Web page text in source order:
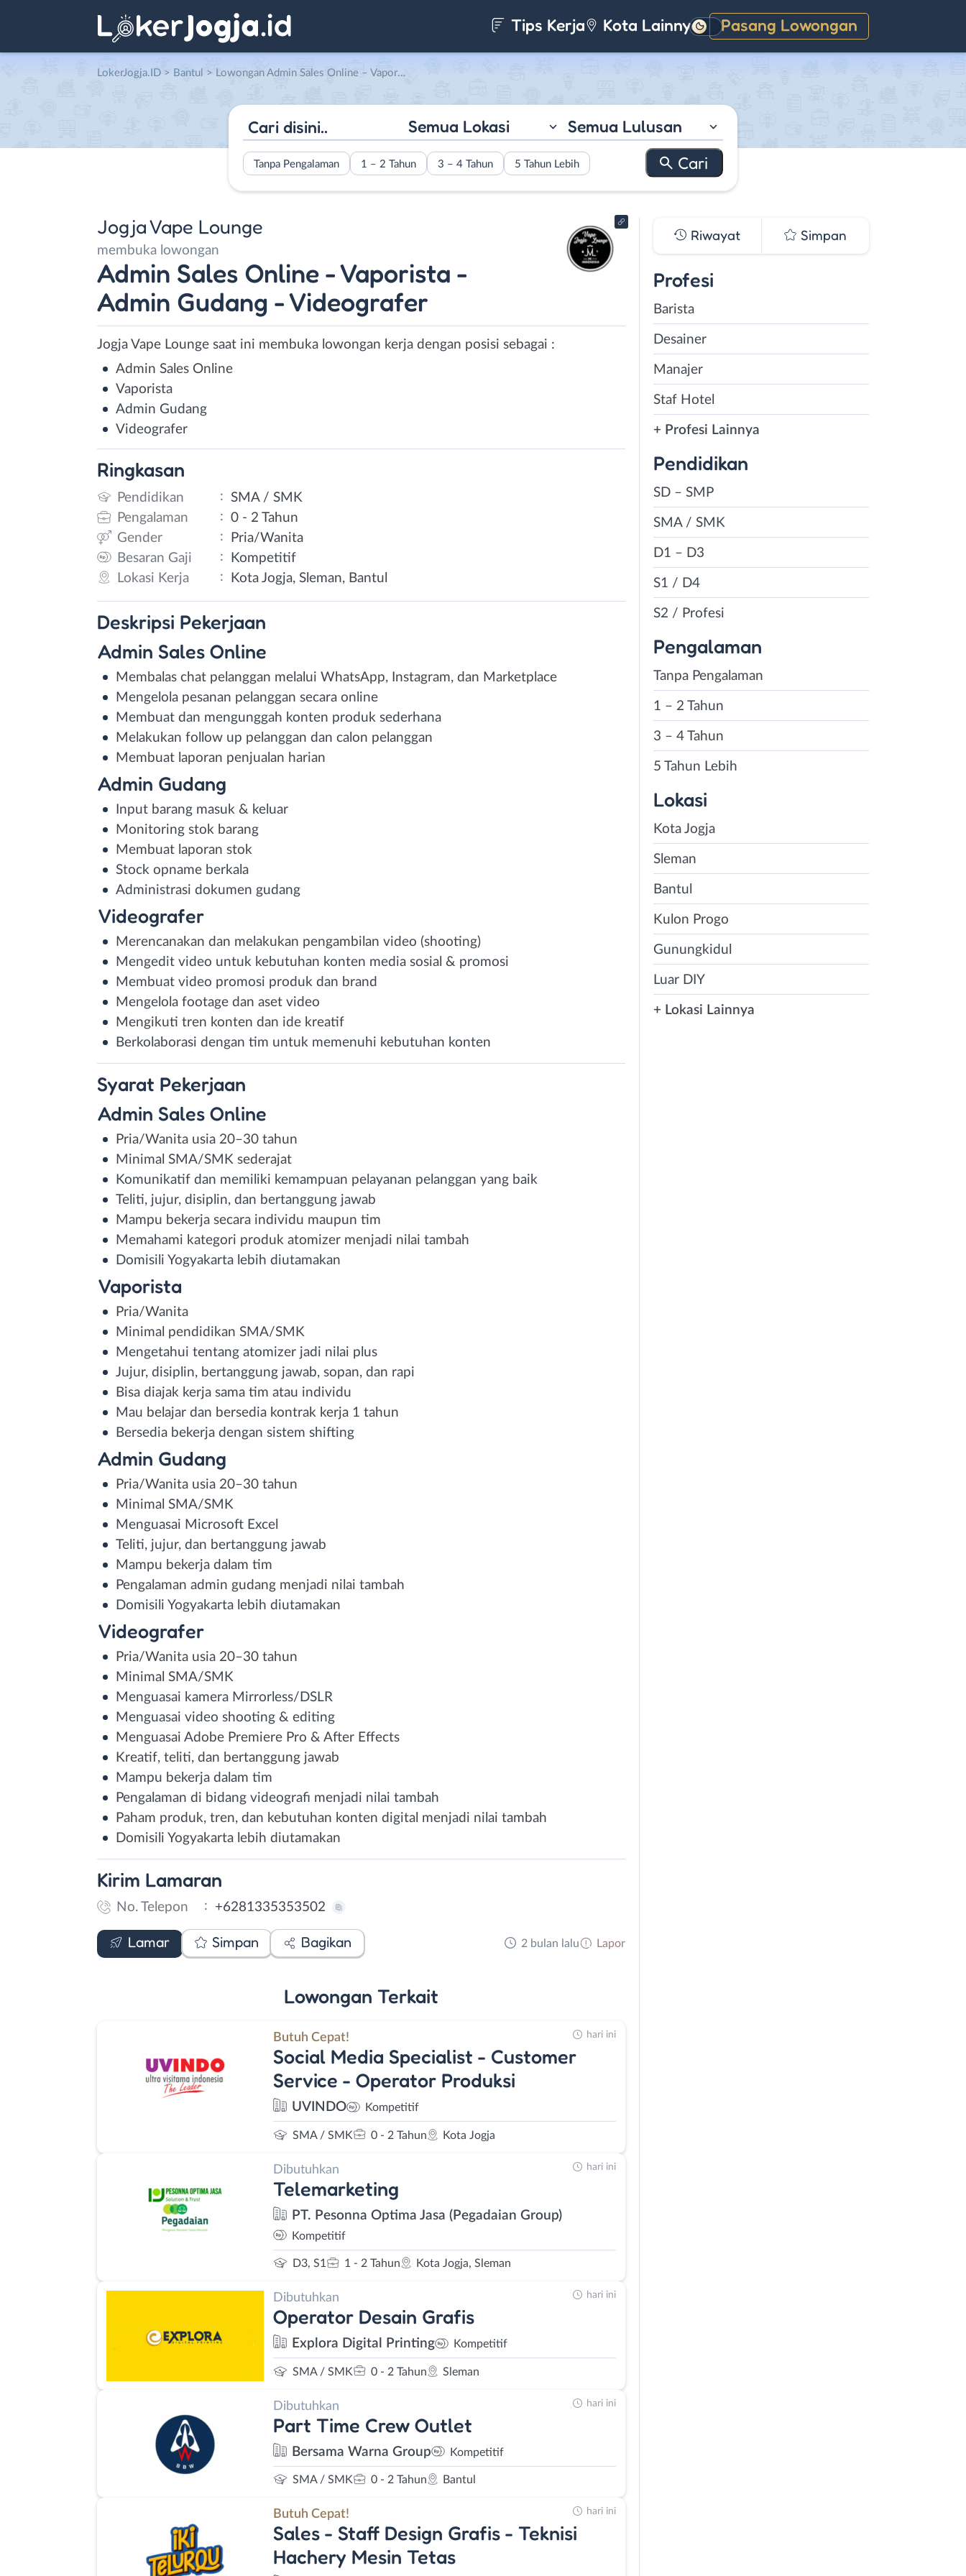
Tips Kerja Kota Lainnya Pasang Lowongan
Gelap
LokerJogja.ID > Bantul > Lowongan Admin Sales Online – Vaporista – Admin Gudang – Videografer di Jogja Vape Lounge
Semua Lokasi Semua Lulusan
Tanpa Pengalaman 1 – 2 Tahun 3 – 4 Tahun 5 Tahun Lebih
Jogja Vape Lounge
membuka lowongan
Admin Sales Online - Vaporista -
Admin Gudang - Videografer
Jogja Vape Lounge saat ini membuka lowongan kerja dengan posisi sebagai :
Admin Sales Online
Vaporista
Admin Gudang
Videografer
Ringkasan
Pendidikan : SMA / SMK
Pengalaman
: 0 - 2 Tahun
Gender
:
Pria/Wanita
Besaran Gaji
:
Kompetitif
Lokasi Kerja
: Kota Jogja, Sleman, Bantul
Deskripsi Pekerjaan
Admin Sales Online
Membalas chat pelanggan melalui WhatsApp, Instagram, dan Marketplace
Mengelola pesanan pelanggan secara online
Membuat dan mengunggah konten produk sederhana
Melakukan follow up pelanggan dan calon pelanggan
Membuat laporan penjualan harian
Admin Gudang
Input barang masuk & keluar
Monitoring stok barang
Membuat laporan stok
Stock opname berkala
Administrasi dokumen gudang
Videografer
Merencanakan dan melakukan pengambilan video (shooting)
Mengedit video untuk kebutuhan konten media sosial & promosi
Membuat video promosi produk dan brand
Mengelola footage dan aset video
Mengikuti tren konten dan ide kreatif
Berkolaborasi dengan tim untuk memenuhi kebutuhan konten
Syarat Pekerjaan
Admin Sales Online
Pria/Wanita usia 20–30 tahun
Minimal SMA/SMK sederajat
Komunikatif dan memiliki kemampuan pelayanan pelanggan yang baik
Teliti, jujur, disiplin, dan bertanggung jawab
Mampu bekerja secara individu maupun tim
Memahami kategori produk atomizer menjadi nilai tambah
Domisili Yogyakarta lebih diutamakan
Vaporista
Pria/Wanita
Minimal pendidikan SMA/SMK
Mengetahui tentang atomizer jadi nilai plus
Jujur, disiplin, bertanggung jawab, sopan, dan rapi
Bisa diajak kerja sama tim atau individu
Mau belajar dan bersedia kontrak kerja 1 tahun
Bersedia bekerja dengan sistem shifting
Admin Gudang
Pria/Wanita usia 20–30 tahun
Minimal SMA/SMK
Menguasai Microsoft Excel
Teliti, jujur, dan bertanggung jawab
Mampu bekerja dalam tim
Pengalaman admin gudang menjadi nilai tambah
Domisili Yogyakarta lebih diutamakan
Videografer
Pria/Wanita usia 20–30 tahun
Minimal SMA/SMK
Menguasai kamera Mirrorless/DSLR
Menguasai video shooting & editing
Menguasai Adobe Premiere Pro & After Effects
Kreatif, teliti, dan bertanggung jawab
Mampu bekerja dalam tim
Pengalaman di bidang videografi menjadi nilai tambah
Paham produk, tren, dan kebutuhan konten digital menjadi nilai tambah
Domisili Yogyakarta lebih diutamakan
Kirim Lamaran
No. Telepon : +6281335353502
Lamar
WhatsApp
Simpan Bagikan 2 bulan lalu Lapor
Lowongan Terkait
Butuh Cepat!
Social Media Specialist - Customer
Service - Operator Produksi
UVINDO Kompetitif
SMA / SMK 0 - 2 Tahun Kota Jogja
hari ini
Dibutuhkan
Telemarketing
PT. Pesonna Optima Jasa (Pegadaian Group)
Kompetitif
D3, S1 1 - 2 Tahun Kota Jogja, Sleman
hari ini
Dibutuhkan
Operator Desain Grafis
Explora Digital Printing Kompetitif
SMA / SMK 0 - 2 Tahun Sleman
hari ini
Dibutuhkan
Part Time Crew Outlet
Bersama Warna Group Kompetitif
SMA / SMK 0 - 2 Tahun Bantul
hari ini
Butuh Cepat!
Sales - Staff Design Grafis - Teknisi
Hachery Mesin Tetas
hari ini
Riwayat Simpan
Profesi
Barista
Desainer
Manajer
Staf Hotel
+ Profesi Lainnya
Pendidikan
SD – SMP
SMA / SMK
D1 – D3
S1 / D4
S2 / Profesi
Pengalaman
Tanpa Pengalaman
1 – 2 Tahun
3 – 4 Tahun
5 Tahun Lebih
Lokasi
Kota Jogja
Sleman
Bantul
Kulon Progo
Gunungkidul
Luar DIY
+ Lokasi Lainnya